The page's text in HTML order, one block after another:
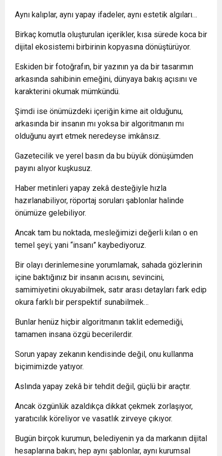
Aynı kalıplar, aynı yapay ifadeler, aynı estetik algıları…
Birkaç komutla oluşturulan içerikler, kısa sürede koca bir
dijital ekosistemi birbirinin kopyasına dönüştürüyor.
Eskiden bir fotoğrafın, bir yazının ya da bir tasarımın
arkasında sahibinin emeğini, dünyaya bakış açısını ve
karakterini okumak mümkündü.
Şimdi ise önümüzdeki içeriğin kime ait olduğunu,
arkasında bir insanın mı yoksa bir algoritmanın mı
olduğunu ayırt etmek neredeyse imkânsız.
Gazetecilik ve yerel basın da bu büyük dönüşümden
payını alıyor kuşkusuz.
Haber metinleri yapay zekâ desteğiyle hızla
hazırlanabiliyor, röportaj soruları şablonlar halinde
önümüze gelebiliyor.
Ancak tam bu noktada, mesleğimizi değerli kılan o en
temel şeyi; yani “insanı” kaybediyoruz.
Bir olayı derinlemesine yorumlamak, sahada gözlerinin
içine baktığınız bir insanın acısını, sevincini,
samimiyetini okuyabilmek, satır arası detayları fark edip
okura farklı bir perspektif sunabilmek…
Bunlar henüz hiçbir algoritmanın taklit edemediği,
tamamen insana özgü becerilerdir.
Sorun yapay zekanın kendisinde değil, onu kullanma
biçimimizde yatıyor.
Aslında yapay zekâ bir tehdit değil, güçlü bir araçtır.
Ancak özgünlük azaldıkça dikkat çekmek zorlaşıyor,
yaratıcılık köreliyor ve vasatlık zirveye çıkıyor.
Bugün birçok kurumun, belediyenin ya da markanın dijital
hesaplarına bakın; hep aynı şablonlar, aynı kurumsal